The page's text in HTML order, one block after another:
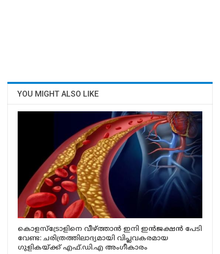
YOU MIGHT ALSO LIKE
കൊളസ്ട്രോളിനെ വീഴ്ത്താൻ ഇനി ഇൻജക്ഷൻ പേടി
വേണ്ട: ചരിത്രത്തിലാദ്യമായി വിപ്ലവകരമായ
ഗുളികയ്ക്ക് എഫ്.ഡി.എ അംഗീകാരം